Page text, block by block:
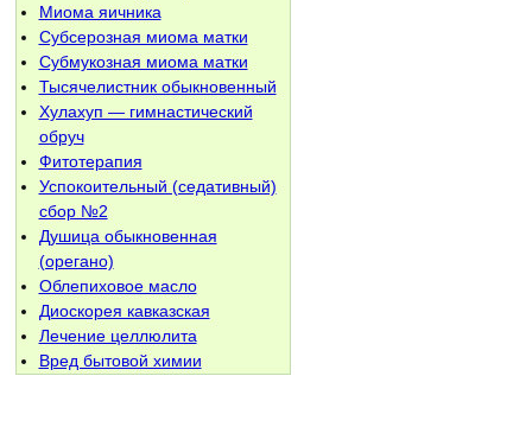
Миома яичника
Субсерозная миома матки
Субмукозная миома матки
Тысячелистник обыкновенный
Хулахуп — гимнастический
обруч
Фитотерапия
Успокоительный (седативный)
сбор №2
Душица обыкновенная
(орегано)
Облепиховое масло
Диоскорея кавказская
Лечение целлюлита
Вред бытовой химии